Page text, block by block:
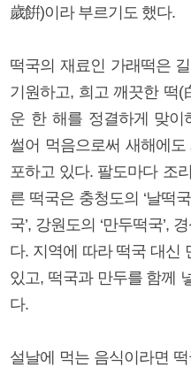
歲餠)이라 부르기도 했다.
떡국의 재료인 가래떡은
기원하고, 희고 깨끗한 떡
운 한 해를 정결하게 맞이
썰어 먹음으로써 새해에
포하고 있다. 팔도마다 조
른 떡국은 충청도의 ‘날떡국
국’, 강원도의 ‘만두떡국’,
다. 지역에 따라 떡국 대신
있고, 떡국과 만두를 함께
다.
설날에 먹는 음식이라면